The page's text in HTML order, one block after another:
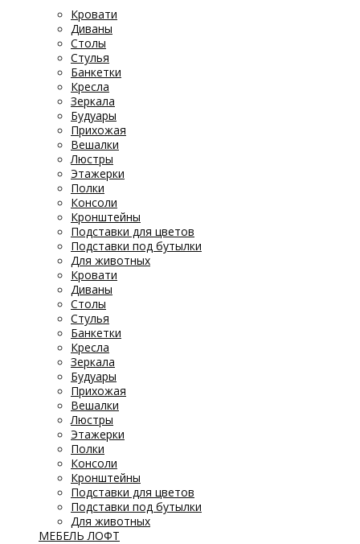
Кровати
Диваны
Столы
Стулья
Банкетки
Кресла
Зеркала
Будуары
Прихожая
Вешалки
Люстры
Этажерки
Полки
Консоли
Кронштейны
Подставки для цветов
Подставки под бутылки
Для животных
Кровати
Диваны
Столы
Стулья
Банкетки
Кресла
Зеркала
Будуары
Прихожая
Вешалки
Люстры
Этажерки
Полки
Консоли
Кронштейны
Подставки для цветов
Подставки под бутылки
Для животных
МЕБЕЛЬ ЛОФТ